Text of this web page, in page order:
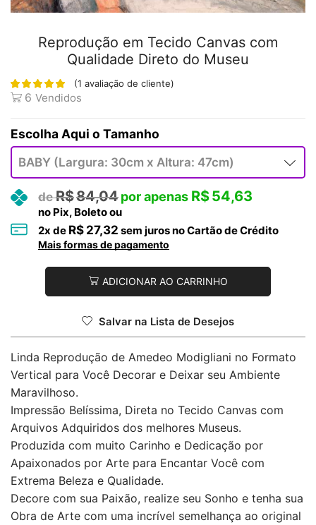
Reprodução em Tecido Canvas com
Qualidade Direto do Museu
(1 avaliação de cliente)
6 Vendidos
Tamanho
R$84,04 R$54,63
no Pix, Boleto ou
2x de R$ 27,32 sem juros no Cartão de Crédito
Mais formas de pagamento
ADICIONAR AO CARRINHO
Salvar na Lista de Desejos
Linda Reprodução de Amedeo Modigliani no Formato
Vertical para Você Decorar e Deixar seu Ambiente
Maravilhoso.
Impressão Belíssima, Direta no Tecido Canvas com
Arquivos Adquiridos dos melhores Museus.
Produzida com muito Carinho e Dedicação por
Apaixonados por Arte para Encantar Você com
Extrema Beleza e Qualidade.
Decore com sua Paixão, realize seu Sonho e tenha sua
Obra de Arte com uma incrível semelhança ao original